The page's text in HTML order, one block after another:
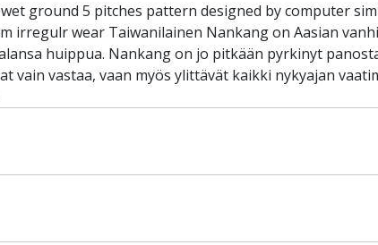
ground 5 pitches pattern designed by computer
irregulr wear Taiwanilainen Nankang on Aasian
huippua. Nankang on jo pitkään pyrkinyt
vastaa, vaan myös ylittävät kaikki nykyajan